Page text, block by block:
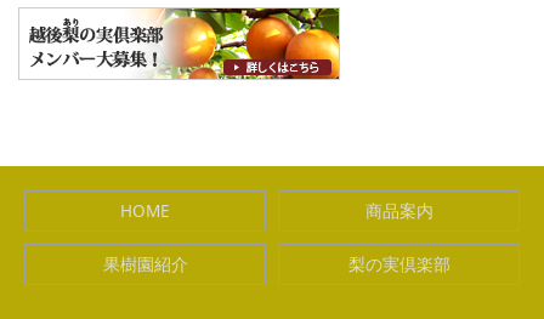
HOME 商品案内
果樹園紹介 梨の実倶楽部